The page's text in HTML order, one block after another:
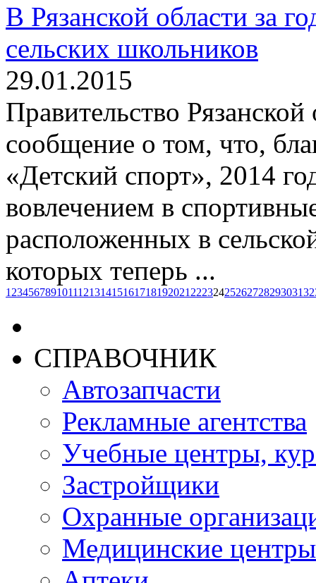
В Рязанской области за
сельских школьников
29.01.2015
Правительство
сообщение о том, что,
«Детский спорт», 2014
вовлечением в
расположенных в
которых теперь ...
1 23456789101112131415161718192021 2223242526272829303132
СПРАВОЧНИК
Автозапчасти
Рекламные агентства
Учебные центры,
Застройщики
Охранные
Медицинские центры